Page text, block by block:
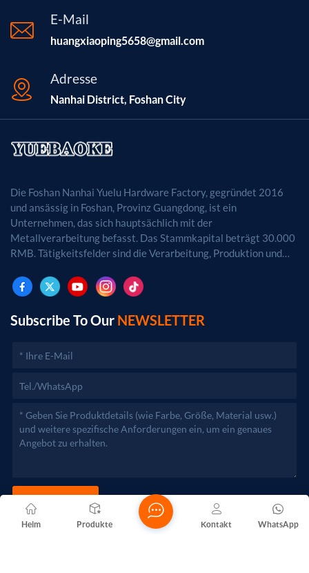
E-Mail
huangxiaoping5658@gmail.com
Adresse
Nanhai District, Foshan City
Die Foshan Nanhai Yuelu Hardware Factory, gegründet 2016
und ansässig in Foshan, Provinz Guangdong, ist ein
Unternehmen, das sich hauptsächlich mit der
Metallverarbeitung befasst. Das Stammkapital beträgt 30.000
RMB. Tätigkeitsfelder sind die Verarbeitung, Produktion und
genehmigungspflichtigen Projekten dürfen die
Geschäftstätigkeiten erst nach Genehmigung durch die
zuständigen Behörden aufgenommen werden.)
Subscribe To Our NEWSLETTER
JETZT SENDEN
Heim Produkte WhatsApp
Kontakt